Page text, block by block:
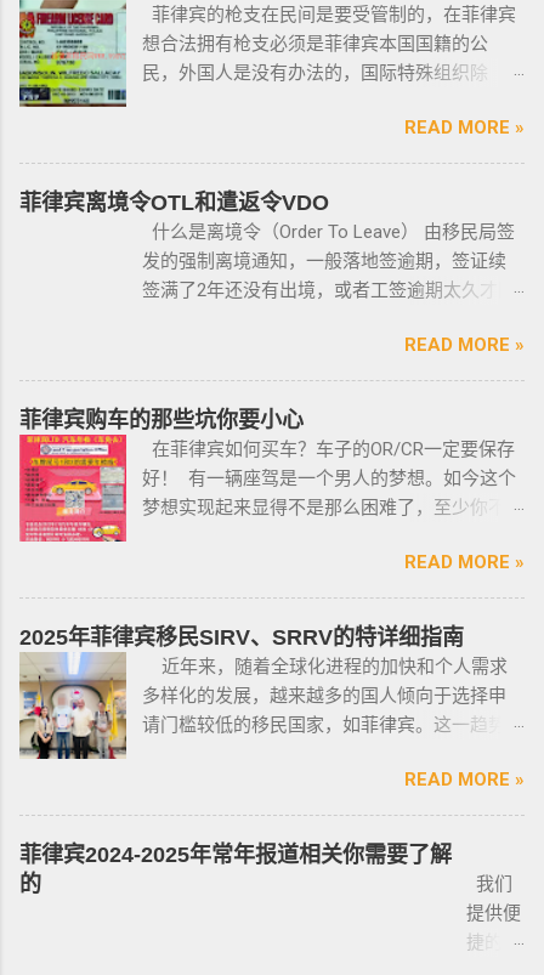
菲律宾的枪支在民间是要受管制的，在菲律宾
想合法拥有枪支必须是菲律宾本国国籍的公
民，外国人是没有办法的，国际特殊组织除
格，例如，枪支的所有权，由菲律宾国家警察
局的枪支和爆炸物部门监管，该部门先进行背
景调查，再向申请人发放枪支许可证，如果想
获得枪支，这个审核的过程是必不可少的。 在
菲律宾申请合法持有枪支，申请人必须年满21
岁，并且通过背景调查，才能获得持有执照。
申请过程还包括通过药物测试丶获得法庭许可
丶精神病学检查丶国家警察许可丶参加菲律宾
宾的相关法律，一些行业的从业人员如律师丶
菲律宾律师协会的成员丶注册会计师丶有资质
的媒体从业人员丶出纳丶银行柜员丶天主教神
父丶基督教牧师丶犹太教拉比丶伊斯兰教阿訇
小型枪械，原因是他们的职业“岌岌可危”。 只有
处于实际的威胁之下，或者由于职业丶专业或
商业性质而处于危险之中的人，才会被认定为
有资格申请。 由于经商需要，存在较高风险成
为犯罪分子目标的商人，也可以申请携带许可
证。 据悉，这些行业的人们必须通过药物和心
的两年以上徒刑的案子，才可以获得特殊枪支
下，才可以携带枪支。 菲律宾当局表示，新法
律将帮助他们更好地规范使用枪械，遏制涉枪
犯罪。 该法律更严厉规定，个人如果非法持有
无牌枪支且被定罪的话，将面临至少入狱30
READ MORE »
菲律宾离境令OTL和遣返令VDO
什么是离境令（Order To Leave） 由移民局签
发的强制离境通知，一般落地签逾期，签证续
签满了2年还没有出境，或者工签逾期太久才降
工签，47a(2)签证，降签之后，也是带离境令
的，移民局要求必须离境。 多数情况下，被发
离境令，只要在规定时间内离开菲律宾，是不
会上移民局黑名单的。想了解更多最新信息欢
迎联系和咨询我们，微信：BGC998 电报
@BGC998 Whats app：+63 912-0912-222 电
话：0912-0912-222 优先使用TG免验证，咨询
请主动告知咨询项目，菲律宾MAKATI 实体公
什么是遣返令VDO（Voluntary Deportation
Order） 一般都是非法行为导致被遣返，情节比
较严重。例如19-20年，很多客户是非法用落地
签转旅游签。 一般遣返客户都会成为“菲律宾不
次再来需要洗黑。 哪些情况会被遣返？ 1. 落地
签转旅游签的旅客，如果没有提前在移民局处
理，出境在机场就被扣护照。 2. 2016年克拉克
事件被抓的，又保关入境的客户必须要做遣返
才能出境。 3. 在菲律宾工作无牌照被本地警察
抓，在拘留所等待遣返或保出来做遣返。 4. 在
READ MORE »
菲律宾购车的那些坑你要小心
在菲律宾如何买车？车子的OR/CR一定要保存
好！ 有一辆座驾是一个男人的梦想。如今这个
梦想实现起来显得不是那么困难了，至少你不
律宾就可以买一辆代步车，所以此贴仅供预算
有限的新人提供参考，大神勿喷。 废话不多
说，菲律宾买车的时候最好选择本地人开的车
行，年限4年内的最好，一般没啥通病，最好自
己去网上搜索，二手车网站也可以，原因我就
不详细说明了，中国人卖的车很多调表 很多有
暗伤才卖； 找到你心爱的车的时候千万不要着
急下单，一定要多渠道比价，多维度评估，最
车人和 和你交易的是不是同一个人 ； 在菲买二
手车一般都是车主将车卖给车行，车行再把车
卖给你，所以有几个细节你要注意了： 1、你会
拿到两份合同，第一份是车主卖给车行的，这
READ MORE »
2025年菲律宾移民SIRV、SRRV的特详细指南
近年来，随着全球化进程的加快和个人需求
多样化的发展，越来越多的国人倾向于选择申
请门槛较低的移民国家，如菲律宾。这一趋势
申请菲律宾的移民签证呢？ 接下来，我们将
分析菲律宾移民签证之所以 备受欢迎的几大原
因，并简要概述其申请条件与流程。菲律宾移
民签证和其他国家相比有很多独特的优势：其
申请成本相对较低，地理位置与中国相近，没
有繁琐的移民监限制，为申请者提供了极大的
便利与自由。 在菲律宾，主要有两种移民
READ MORE »
菲律宾2024-2025年常年报道相关你需要了解
的
我们
提供便
捷的菲